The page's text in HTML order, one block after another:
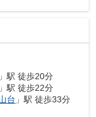
」駅 徒歩20分
」駅 徒歩22分
台 」駅 徒歩33分